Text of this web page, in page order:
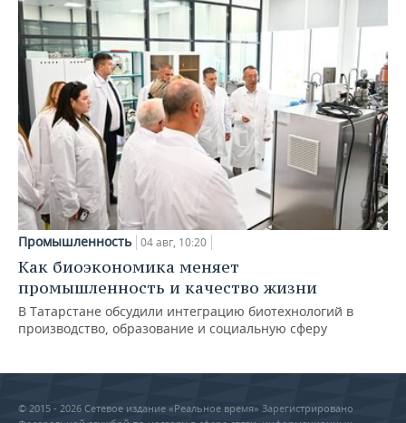
Промышленность 04 авг, 10:20
Как биоэкономика меняет
промышленность и качество жизни
В Татарстане обсудили интеграцию биотехнологий в
производство, образование и социальную сферу
© 2015 - 2026 Сетевое издание «Реальное время» Зарегистрировано